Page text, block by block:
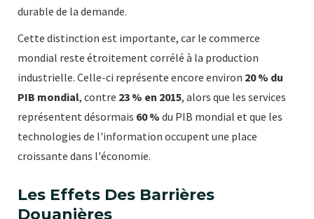
durable de la demande.
Cette distinction est importante, car le commerce
mondial reste étroitement corrélé à la production
industrielle. Celle-ci représente encore environ 20 % du
PIB mondial, contre 23 % en 2015, alors que les services
représentent désormais 60 % du PIB mondial et que les
technologies de l'information occupent une place
croissante dans l'économie.
Les Effets Des Barrières
Douanières